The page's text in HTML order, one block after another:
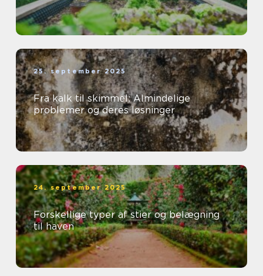
25. september 2025
Fra kalk til skimmel: Almindelige
problemer og deres løsninger
24. september 2025
Forskellige typer af stier og belægning
til haven